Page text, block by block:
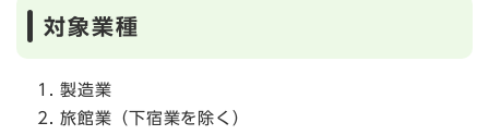
対象業種
製造業
旅館業（下宿業を除く）